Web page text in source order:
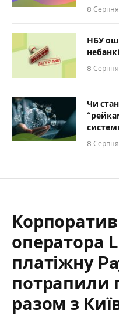
8
НБУ
8
Чи
8
оператора
платіжну
потрапили
разом з